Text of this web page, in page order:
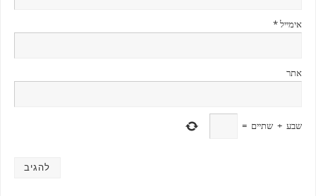
אימייל*
אתר
שבע + שתיים =